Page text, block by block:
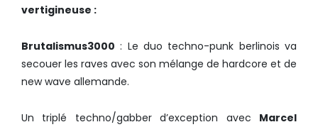
vertigineuse :
Brutalismus3000 : Le duo techno-punk berlinois va
secouer les raves avec son mélange de hardcore et de
new wave allemande.
Un triplé techno/gabber d’exception avec Marcel